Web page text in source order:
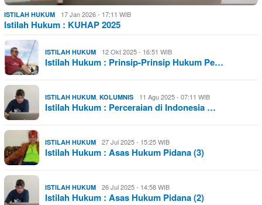
ISTILAH HUKUM 17 Jan 2026 - 17:11 WIB
Istilah Hukum : KUHAP 2025
ISTILAH HUKUM 12 Okt 2025 - 16:51 WIB
Istilah Hukum : Prinsip-Prinsip Hukum Pe…
ISTILAH HUKUM, KOLUMNIS 11 Agu 2025 - 07:11 WIB
Istilah Hukum : Perceraian di Indonesia …
ISTILAH HUKUM 27 Jul 2025 - 15:25 WIB
Istilah Hukum : Asas Hukum Pidana (3)
ISTILAH HUKUM 26 Jul 2025 - 14:58 WIB
Istilah Hukum : Asas Hukum Pidana (2)